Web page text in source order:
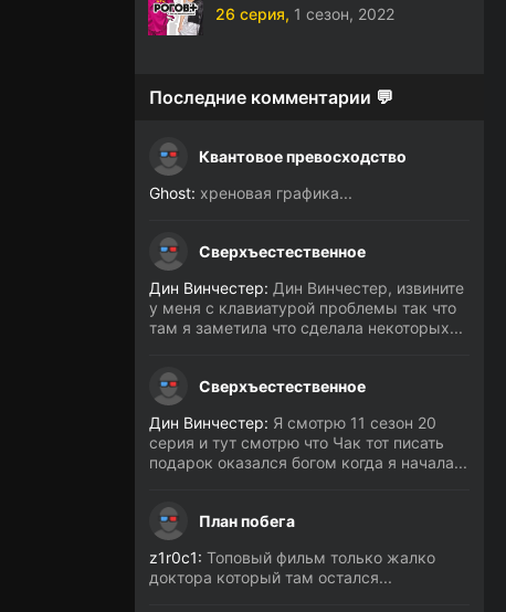
26 серия, 1 сезон, 2022
Последние комментарии 💬
Квантовое превосходство
Ghost: хреновая графика...
Сверхъестественное
Дин Винчестер: Дин Винчестер, извините
у меня с клавиатурой проблемы так что
там я заметила что сделала некоторых...
Сверхъестественное
Дин Винчестер: Я смотрю 11 сезон 20
серия и тут смотрю что Чак тот писать
подарок оказался богом когда я начала...
План побега
z1r0c1: Топовый фильм только жалко
доктора который там остался...